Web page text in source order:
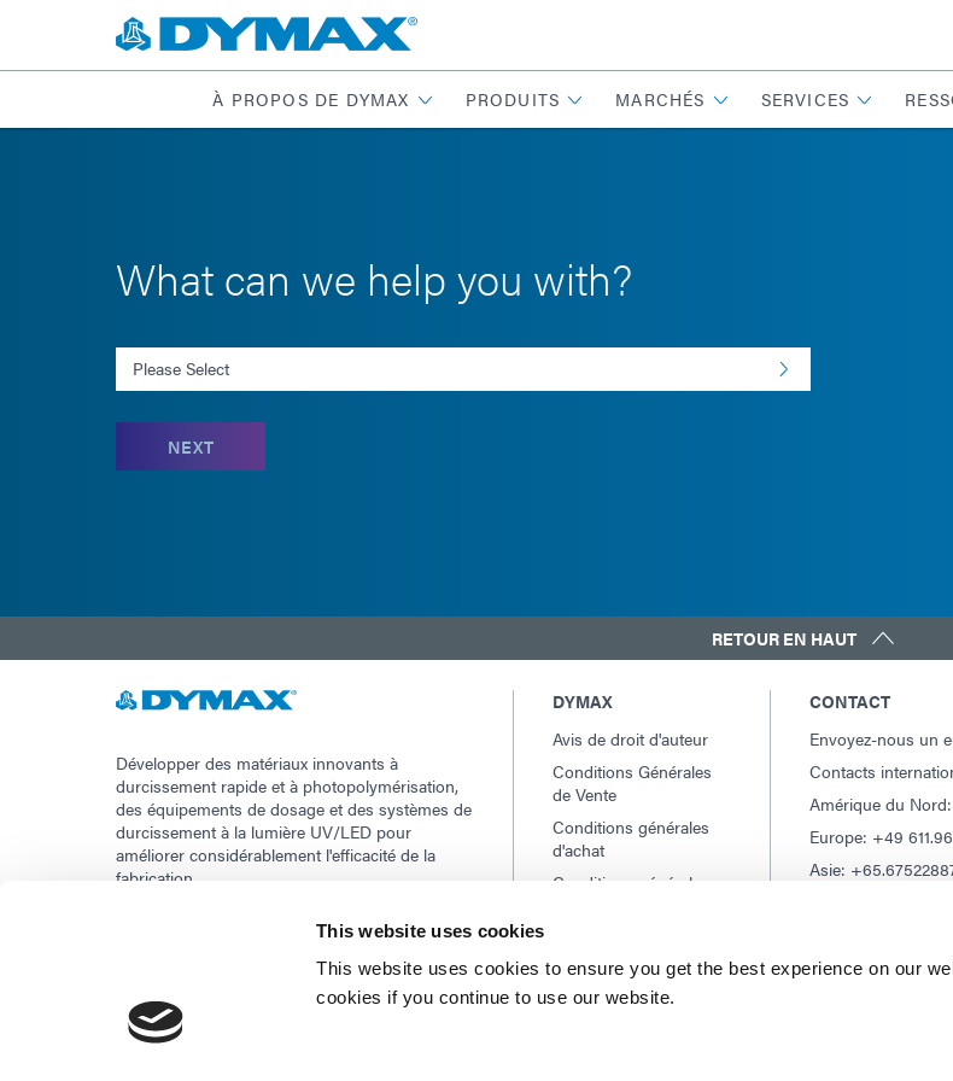
This website uses cookies
This website uses cookies to ensure you get the best experience on our
cookies if you continue to use our website.
À PROPOS DE DYMAX PRODUITS MARCHÉS SERVICES
What can we help you with?
Select an Inquiry
NEXT
RETOUR EN HAUT
Développer des matériaux innovants à
durcissement rapide et à photopolymérisation,
des équipements de dosage et des systèmes de
durcissement à la lumière UV/LED pour
améliorer considérablement l'efficacité de la
fabrication.
Politique de confidentialité de Googleet
Conditions d'utilisation
appliquer.
DYMAX
Avis de droit d'auteur
Conditions Générales
de Vente
Conditions générales
d'achat
Conditions générales
Déclaration de
confidentialité
CONTACT
Envoyez-nous un
Contacts
Amérique du Nord:
Europe: +49
Asie: